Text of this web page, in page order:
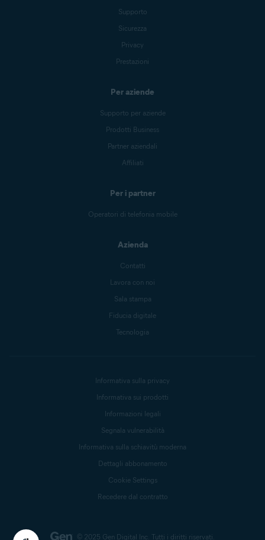
Supporto
Sicurezza
Privacy
Prestazioni
Per aziende
Supporto per aziende
Prodotti Business
Partner aziendali
Affiliati
Per i partner
Operatori di telefonia mobile
Azienda
Contatti
Lavora con noi
Sala stampa
Fiducia digitale
Tecnologia
© 2025 Gen Digital Inc. Tutti i diritti riservati.
Informativa sulla privacy
Informativa sui prodotti
Informazioni legali
Segnala vulnerabilità
Informativa sulla schiavitù moderna
Dettagli abbonamento
Cookie Settings
Recedere dal contratto